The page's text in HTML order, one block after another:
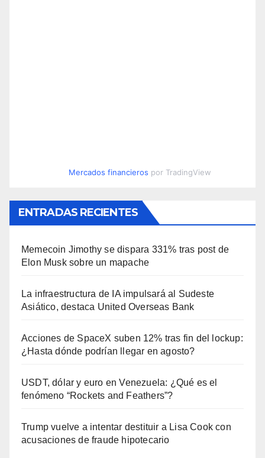
Mercados financieros por TradingView
ENTRADAS RECIENTES
Memecoin Jimothy se dispara 331% tras post de
Elon Musk sobre un mapache
La infraestructura de IA impulsará al Sudeste
Asiático, destaca United Overseas Bank
Acciones de SpaceX suben 12% tras fin del lockup:
¿Hasta dónde podrían llegar en agosto?
USDT, dólar y euro en Venezuela: ¿Qué es el
fenómeno “Rockets and Feathers”?
Trump vuelve a intentar destituir a Lisa Cook con
acusaciones de fraude hipotecario